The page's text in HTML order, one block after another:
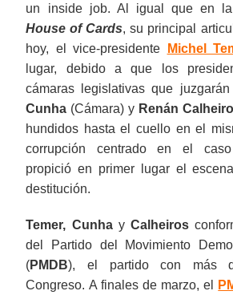
un inside job. Al igual que en
House of Cards, su principal
hoy, el vice-presidente
Michel
lugar, debido a que los
cámaras legislativas que juzgarán
Cunha (Cámara) y Renán
hundidos hasta el cuello en el
corrupción centrado en el
propició en primer lugar el
destitución.
Temer, Cunha yCalheiros
del Partido del Movimiento
(PMDB), el partido con más
Congreso. A finales de marzo, el